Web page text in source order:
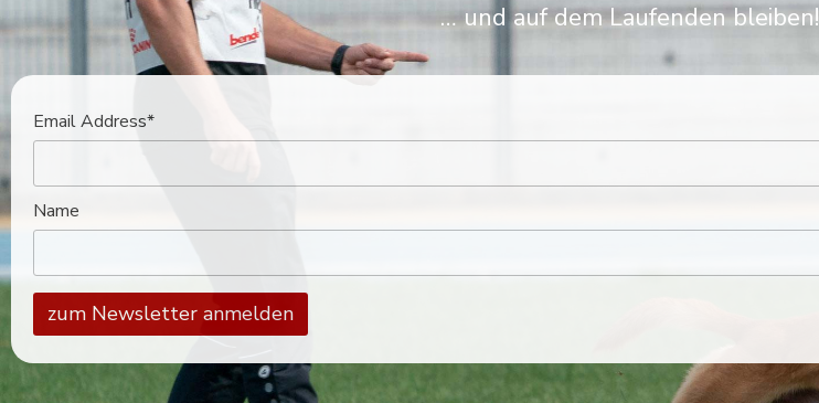
… und auf dem Laufenden bleiben!
Email Address*
Name